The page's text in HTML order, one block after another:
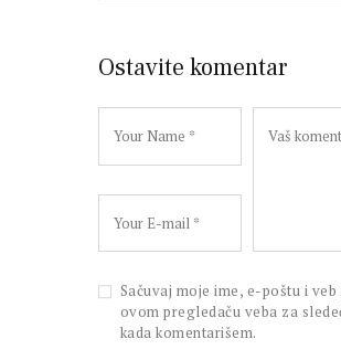
Ostavite komentar
Sačuvaj moje ime, e-poštu i veb
ovom pregledaču veba za
kada komentarišem.